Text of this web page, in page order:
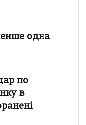
одна
по
в